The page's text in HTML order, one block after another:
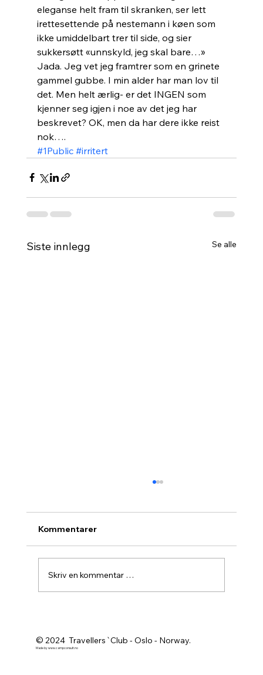
eleganse helt fram til skranken, ser lett
irettesettende på nestemann i køen som
ikke umiddelbart trer til side, og sier
sukkersøtt «unnskyld, jeg skal bare…»
Jada. Jeg vet jeg framtrer som en grinete
gammel gubbe. I min alder har man lov til
det. Men helt ærlig- er det INGEN som
kjenner seg igjen i noe av det jeg har
beskrevet? OK, men da har dere ikke reist
nok….
#1Public #irritert
Siste innlegg Se alle
Agurknytt fra Pau og Oslo
Kommentarer
Skriv en kommentar …
© 2024 Travellers`Club - Oslo - Norway.
Made bywww.campconsult.no